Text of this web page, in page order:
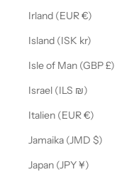
Irland (EUR €)
Island (ISK kr)
Isle of Man (GBP £)
Israel (ILS ₪)
Italien (EUR €)
Jamaika (JMD $)
Japan (JPY ¥)